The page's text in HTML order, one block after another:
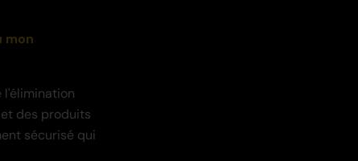
mon
l'élimination
des produits
sécurisé qui